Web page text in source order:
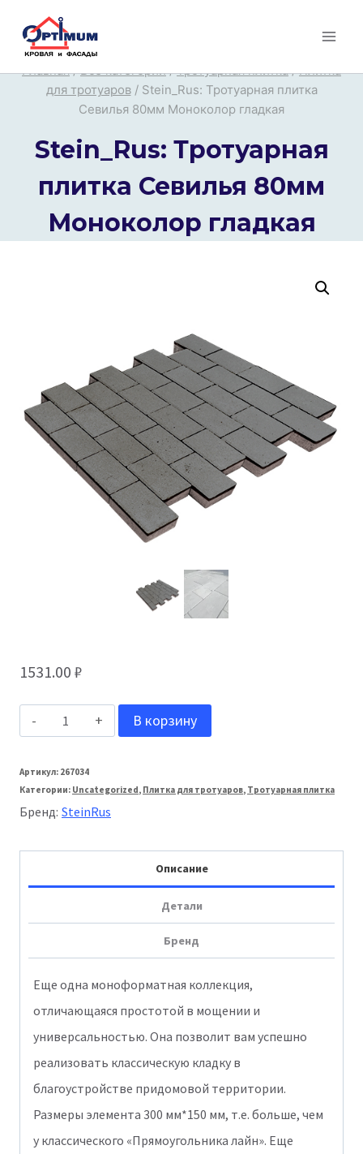
Перейти
Главная / Все категории / Тротуарная плитка / Плитка
для тротуаров / Stein_Rus: Тротуарная плитка
Севилья 80мм Моноколор гладкая
Stein_Rus: Тротуарная
плитка Севилья 80мм
Моноколор гладкая
1531.00 ₽
Количество
Stein_Rus:
Тротуарная
плитка
Севилья
гладкая
В корзину
Артикул: 267034
Категории: Uncategorized, Плитка для тротуаров, Тротуарная плитка
Бренд: SteinRus
Описание
Детали
Бренд
Еще одна моноформатная коллекция,
отличающаяся простотой в мощении и
универсальностью. Она позволит вам успешно
реализовать классическую кладку в
благоустройстве придомовой территории.
Размеры элемента 300 мм*150 мм, т.е. больше, чем
у классического «Прямоугольника лайн». Еще